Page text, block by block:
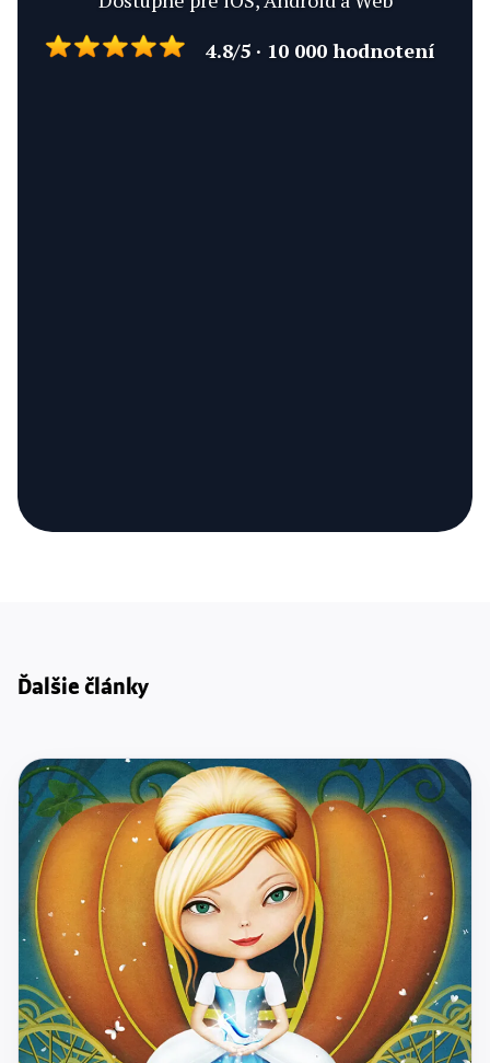
4.8/5 · 10 000 hodnotení
Ďalšie články